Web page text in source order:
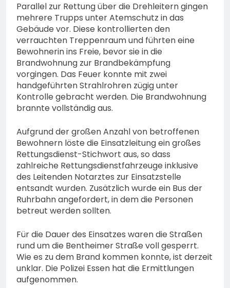
Parallel zur Rettung über die Drehleitern gingen
mehrere Trupps unter Atemschutz in das
Gebäude vor. Diese kontrollierten den
verrauchten Treppenraum und führten eine
Bewohnerin ins Freie, bevor sie in die
Brandwohnung zur Brandbekämpfung
vorgingen. Das Feuer konnte mit zwei
handgeführten Strahlrohren zügig unter
Kontrolle gebracht werden. Die Brandwohnung
brannte vollständig aus.
Aufgrund der großen Anzahl von betroffenen
Bewohnern löste die Einsatzleitung ein großes
Rettungsdienst-Stichwort aus, so dass
zahlreiche Rettungsdienstfahrzeuge inklusive
des Leitenden Notarztes zur Einsatzstelle
entsandt wurden. Zusätzlich wurde ein Bus der
Ruhrbahn angefordert, in dem die Personen
betreut werden sollten.
Für die Dauer des Einsatzes waren die Straßen
rund um die Bentheimer Straße voll gesperrt.
Wie es zu dem Brand kommen konnte, ist derzeit
unklar. Die Polizei Essen hat die Ermittlungen
aufgenommen.